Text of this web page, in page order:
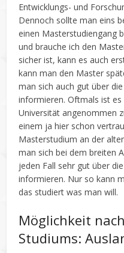
Entwicklungs- und
Dennoch sollte man eins
einen Masterstudiengang
und brauche ich den
sicher ist, kann es auch
kann man den Master
man sich auch gut über
informieren. Oftmals ist
Universität angenommen
einem ja hier schon
Masterstudium an der
man sich bei dem breiten
jeden Fall sehr gut über
informieren. Nur so kann
das studiert was man will.
Möglichkeit
Studiums: